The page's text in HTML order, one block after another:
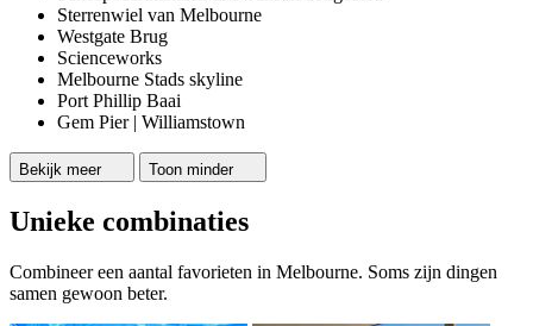
Sterrenwiel van Melbourne
Westgate Brug
Scienceworks
Melbourne Stads skyline
Port Phillip Baai
Gem Pier | Williamstown
Bekijk meer Toon minder
Unieke combinaties
Combineer een aantal favorieten in Melbourne. Soms zijn dingen
samen gewoon beter.